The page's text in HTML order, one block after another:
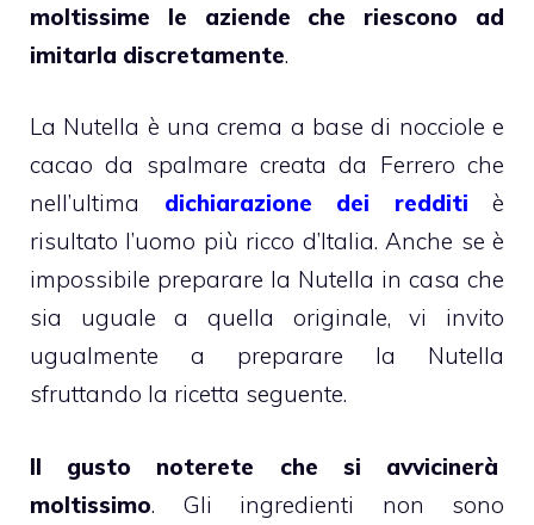
moltissime le aziende che riescono ad
imitarla discretamente.
La Nutella è una crema a base di nocciole e
cacao da spalmare creata da Ferrero che
nell’ultima dichiarazione dei redditi è
risultato l’uomo più ricco d’Italia. Anche se è
impossibile preparare la Nutella in casa che
sia uguale a quella originale, vi invito
ugualmente a preparare la Nutella
sfruttando la ricetta seguente.
Il gusto noterete che si avvicinerà
moltissimo. Gli ingredienti non sono